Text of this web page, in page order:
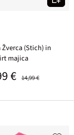
Žverca (Stich) in
majica
cena
€ 14,99 €